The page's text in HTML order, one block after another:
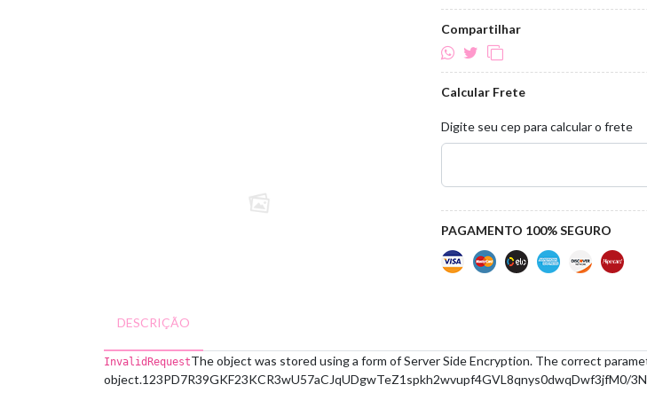
Compartilhar
Calcular Frete
Digite seu cep para calcular o frete
PAGAMENTO 100% SEGURO
DESCRIÇÃO
InvalidRequestThe object was stored using a form of Server Side Encryption. The correct
object.123PD7R39GKF23KCR3wU57aCJqUDgwTeZ1spkh2wvupf4GVL8qnys0dwqDwf3jfM0/